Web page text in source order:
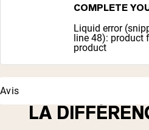
COMPLETE
Liquid error
line 48): product
product
Avis
LA